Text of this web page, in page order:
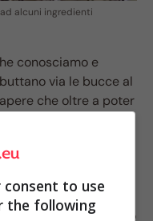
alcuni ingredienti
conosciamo e
via le bucce al
che oltre a poter
per rimediare
e per
Succede
a quando non è più
però, che buttarlo
to use
the following